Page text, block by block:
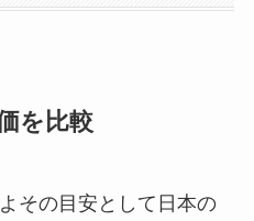
を比較
その目安として日本の